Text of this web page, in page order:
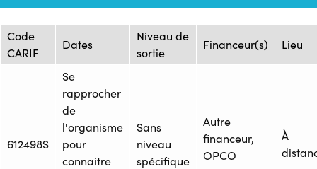
Code
CARIF
Dates
Niveau de
sortie
Financeur(s) Lieu
612498S
Se
rapprocher
de
l'organisme
pour
connaitre
Sans
niveau
spécifique
Autre
financeur,
OPCO
À